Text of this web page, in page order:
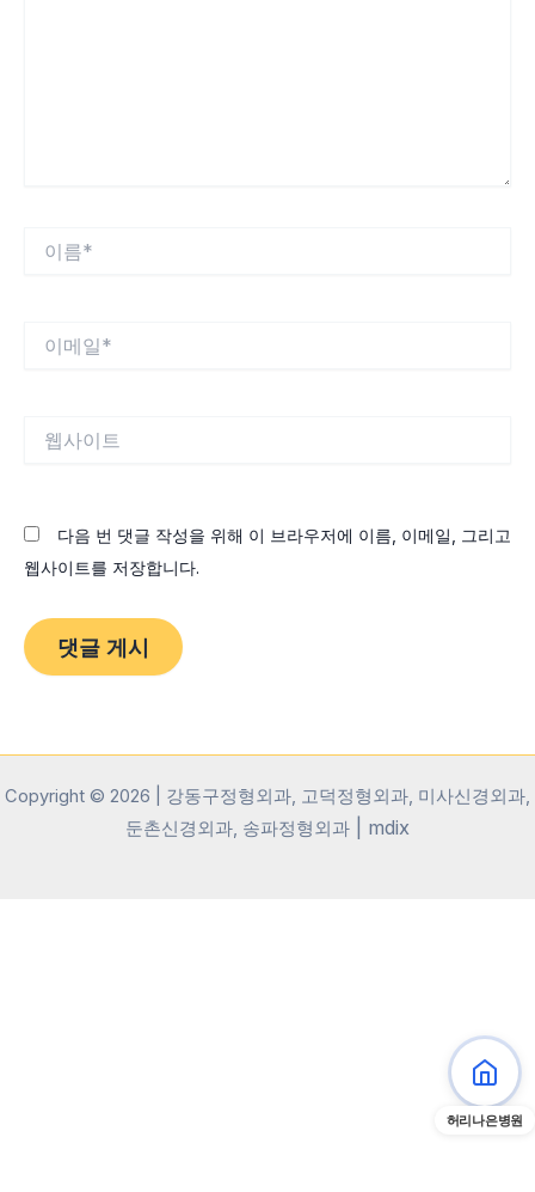
허리나은병원
다음 번 댓글 작성을 위해 이 브라우저에 이름, 이메일, 그리고
웹사이트를 저장합니다.
Copyright © 2026 | 강동구정형외과, 고덕정형외과, 미사신경외과,
둔촌신경외과, 송파정형외과
mdix